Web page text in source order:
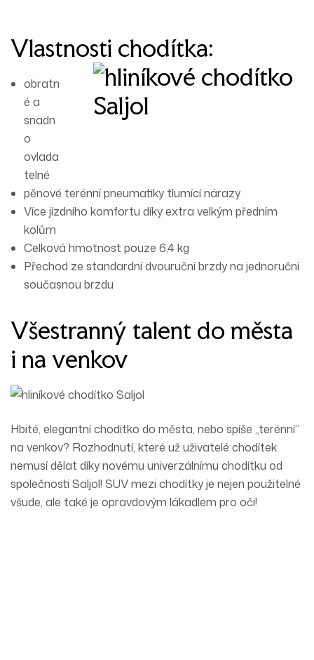
Vlastnosti chodítka:
obratn
é a
snadn
o
ovlada
telné
pěnové terénní pneumatiky tlumícínárazy
Více jízdního komfortu díky extra velkým předním
kolům
Celková hmotnost pouze 6,4 kg
Přechod ze standardní dvouruční brzdy na jednoruční
současnou brzdu
Všestranný talent do města
i na venkov
Hbité, elegantní chodítko do města, nebo spíše „terénní“
na venkov? Rozhodnutí, které už uživatelé chodítek
nemusí dělat díky novému univerzálnímu chodítku od
společnosti Saljol! SUV mezi chodítky je nejen použitelné
všude, ale také je opravdovým lákadlem pro oči!